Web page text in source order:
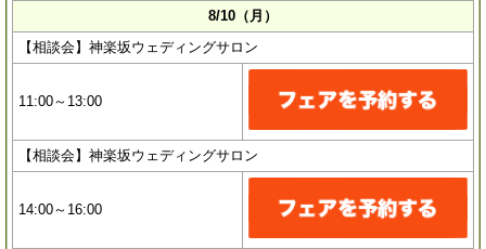
8/10（月）
【相談会】神楽坂ウェディングサロン
11:00～13:00
【相談会】神楽坂ウェディングサロン
14:00～16:00